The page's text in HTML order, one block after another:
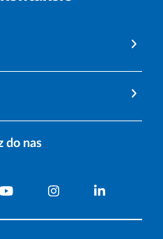
do nas